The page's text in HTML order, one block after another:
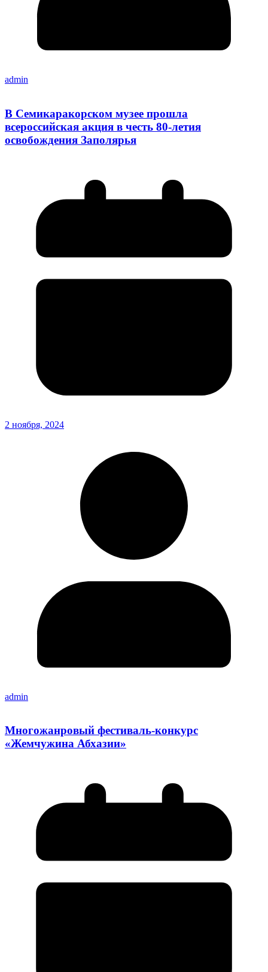
admin
В Семикаракорском музее прошла
всероссийская акция в честь 80-летия
освобождения Заполярья
2 ноября, 2024
admin
Многожанровый фестиваль-конкурс
«Жемчужина Абхазии»